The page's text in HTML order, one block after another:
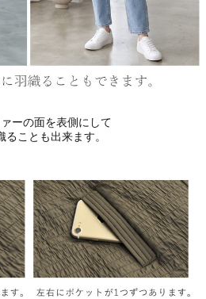
ーの面を表側にして
ることも出来ます。